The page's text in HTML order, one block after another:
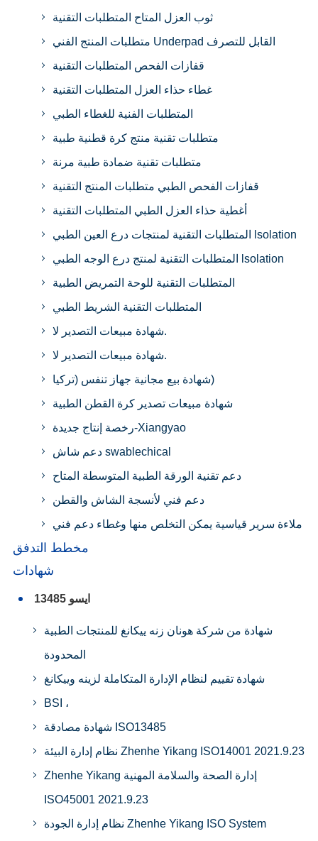
ثوب العزل المتاح المتطلبات التقنية
متطلبات المنتج الفني Underpad القابل للتصرف
قفازات الفحص المتطلبات التقنية
غطاء حذاء العزل المتطلبات التقنية
المتطلبات الفنية للغطاء الطبي
متطلبات تقنية منتج كرة قطنية طبية
متطلبات تقنية ضمادة طبية مرنة
قفازات الفحص الطبي متطلبات المنتج التقنية
أغطية حذاء العزل الطبي المتطلبات التقنية
المتطلبات التقنية لمنتجات درع العين الطبي lsolation
المتطلبات التقنية لمنتج درع الوجه الطبي lsolation
المتطلبات التقنية للوحة التمريض الطبية
المتطلبات التقنية الشريط الطبي
شهادة مبيعات التصدير لا.
شهادة مبيعات التصدير لا.
شهادة بيع مجانية جهاز تنفس (تركيا)
شهادة مبيعات تصدير كرة القطن الطبية
رخصة إنتاج جديدة-Xiangyao
دعم شاش swablechical
دعم تقنية الورقة الطبية المتوسطة المتاح
دعم فني لأنسجة الشاش والقطن
ملاءة سرير قياسية يمكن التخلص منها وغطاء دعم فني
مخطط التدفق
شهادات
ايسو 13485
شهادة من شركة هونان زنه ييكانغ للمنتجات الطبية
المحدودة
شهادة تقييم لنظام الإدارة المتكاملة لزينه وييكانغ
BSI ،
شهادة مصادقة ISO13485
نظام إدارة البيئة Zhenhe Yikang ISO14001 2021.9.23
Zhenhe Yikang إدارة الصحة والسلامة المهنية
ISO45001 2021.9.23
نظام إدارة الجودة Zhenhe Yikang ISO System